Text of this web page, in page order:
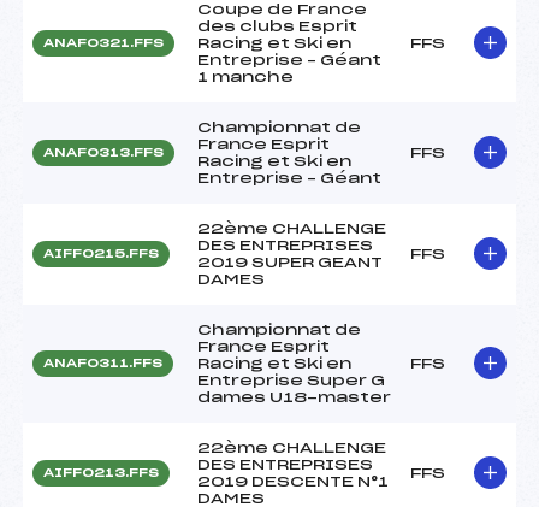
ANAF0321.FFS
Coupe de France
des clubs Esprit
Racing et Ski en
Entreprise – Géant
1 manche
FFS
ANAF0313.FFS
Championnat de
France Esprit
Racing et Ski en
Entreprise – Géant
FFS
AIFF0215.FFS
22ème CHALLENGE
DES ENTREPRISES
2019 SUPER GEANT
DAMES
FFS
ANAF0311.FFS
Championnat de
France Esprit
Racing et Ski en
Entreprise Super G
dames U18-master
FFS
AIFF0213.FFS
22ème CHALLENGE
DES ENTREPRISES
2019 DESCENTE N°1
DAMES
FFS